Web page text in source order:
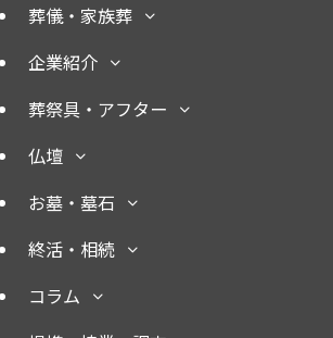
葬儀・家族葬
企業紹介
葬祭具・アフター
仏壇
お墓・墓石
終活・相続
コラム